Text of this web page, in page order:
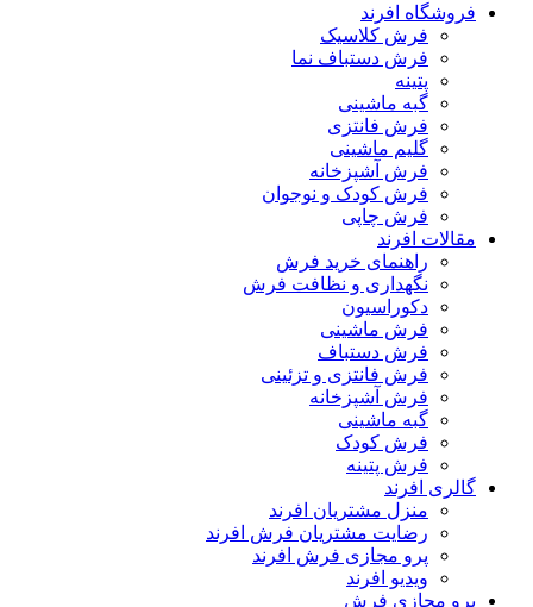
فروشگاه افرند
فرش کلاسیک
فرش دستباف نما
پتینه
گبه ماشینی
فرش فانتزی
گلیم ماشینی
فرش آشپزخانه
فرش کودک و نوجوان
فرش چاپی
مقالات افرند
راهنمای خرید فرش
نگهداری و نظافت فرش
دکوراسیون
فرش ماشینی
فرش دستباف
فرش فانتزی و تزئینی
فرش آشپزخانه
گبه ماشینی
فرش کودک
فرش پتینه
گالری افرند
منزل مشتریان افرند
رضایت مشتریان فرش افرند
پرو مجازی فرش افرند
ویدیو افرند
پرو مجازی فرش